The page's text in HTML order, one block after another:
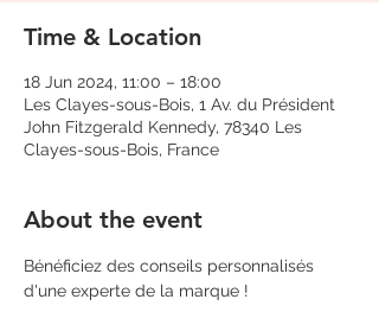
Time & Location
18 Jun 2024, 11:00 – 18:00
Les Clayes-sous-Bois, 1 Av. du Président
John Fitzgerald Kennedy, 78340 Les
Clayes-sous-Bois, France
About the event
Bénéficiez des conseils personnalisés
d'une experte de la marque !